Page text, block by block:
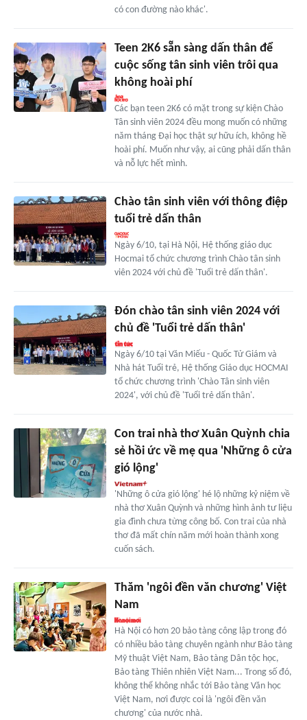
có con đường nào khác'.
Teen 2K6 sẵn sàng dấn thân để
cuộc sống tân sinh viên trôi qua
không hoài phí
Các bạn teen 2K6 có mặt trong sự kiện Chào
Tân sinh viên 2024 đều mong muốn có những
năm tháng Đại học thật sự hữu ích, không hề
hoài phí. Muốn như vậy, ai cũng phải dấn thân
và nỗ lực hết mình.
Chào tân sinh viên với thông điệp
tuổi trẻ dấn thân
Ngày 6/10, tại Hà Nội, Hệ thống giáo dục
Hocmai tổ chức chương trình Chào tân sinh
viên 2024 với chủ đề 'Tuổi trẻ dấn thân'.
Đón chào tân sinh viên 2024 với
chủ đề 'Tuổi trẻ dấn thân'
Ngày 6/10 tại Văn Miếu - Quốc Tử Giám và
Nhà hát Tuổi trẻ, Hệ thống Giáo dục HOCMAI
tổ chức chương trình 'Chào Tân sinh viên
2024', với chủ đề 'Tuổi trẻ dấn thân'.
Con trai nhà thơ Xuân Quỳnh chia
sẻ hồi ức về mẹ qua 'Những ô cửa
gió lộng'
'Những ô cửa gió lộng' hé lộ những kỷ niệm về
nhà thơ Xuân Quỳnh và những hình ảnh tư liệu
gia đình chưa từng công bố. Con trai của nhà
thơ đã mất chín năm mới hoàn thành xong
cuốn sách.
Thăm 'ngôi đền văn chương' Việt
Nam
Hà Nội có hơn 20 bảo tàng công lập trong đó
có nhiều bảo tàng chuyên ngành như Bảo tàng
Mỹ thuật Việt Nam, Bảo tàng Dân tộc học,
Bảo tàng Thiên nhiên Việt Nam... Trong số đó,
không thể không nhắc tới Bảo tàng Văn học
Việt Nam, nơi được coi là 'ngôi đền văn
chương' của nước nhà.